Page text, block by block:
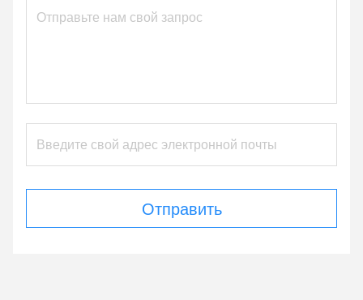
Отправить